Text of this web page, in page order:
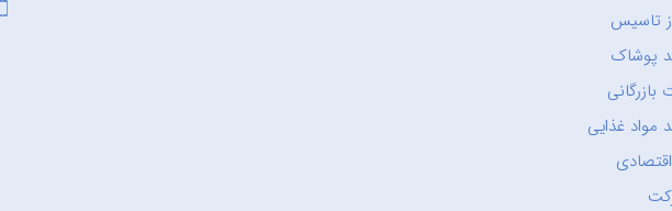
تاسیس
پوشاک
بازرگانی
مواد غذایی